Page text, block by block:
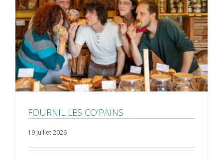
FOURNIL LES CO’PAINS
19 juillet 2026